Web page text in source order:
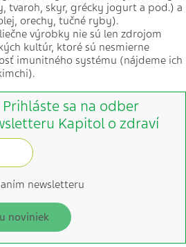
tvaroh, skyr, grécky jogurt a pod.) a
orechy, tučné ryby).
výrobky nie sú len zdrojom
kultúr, ktoré sú nesmierne
imunitného systému (nájdeme ich
Prihláste sa na odber
Kapitol o zdraví
newsletteru
noviniek